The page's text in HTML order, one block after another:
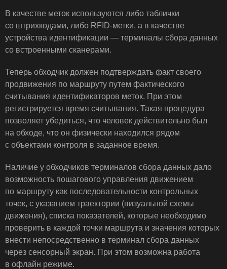
В качестве меток используются либо таблички
со штрихкодами, либо RFID-метки, а в качестве
устройства идентификации — терминалы сбора данных
со встроенными сканерами.
Теперь обходчик должен подтверждать факт своего
продвижения по маршруту путем фактического
считывания идентификаторов меток. При этом
регистрируется время считывания. Такая процедура
позволяет убедиться, что человек действительно был
на обходе, что он физически находился рядом
с объектами контроля в заданное время.
Наличие у обходчиков терминалов сбора данных дало
возможность пошагового управления движением
по маршруту как последовательности контрольных
точек, с указанием траектории (визуальной схемы
движения), списка показателей, которые необходимо
проверить в каждой точки маршрута и значения которых
внести непосредственно в терминал сбора данных
через сенсорный экран. При этом возможна работа
в офлайн режиме.